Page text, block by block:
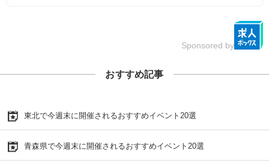
Sponsored by
おすすめ記事
東北で今週末に開催されるおすすめイベント20選
青森県で今週末に開催されるおすすめイベント20選